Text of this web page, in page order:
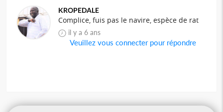
KROPEDALE
Complice, fuis pas le navire, espèce de rat
il y a 6 ans
Veuillez vous connecter pour répondre